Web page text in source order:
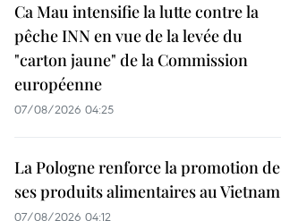
Ca Mau intensifie la lutte contre la
pêche INN en vue de la levée du
"carton jaune" de la Commission
européenne
07/08/2026 04:25
La Pologne renforce la promotion de
ses produits alimentaires au Vietnam
07/08/2026 04:12